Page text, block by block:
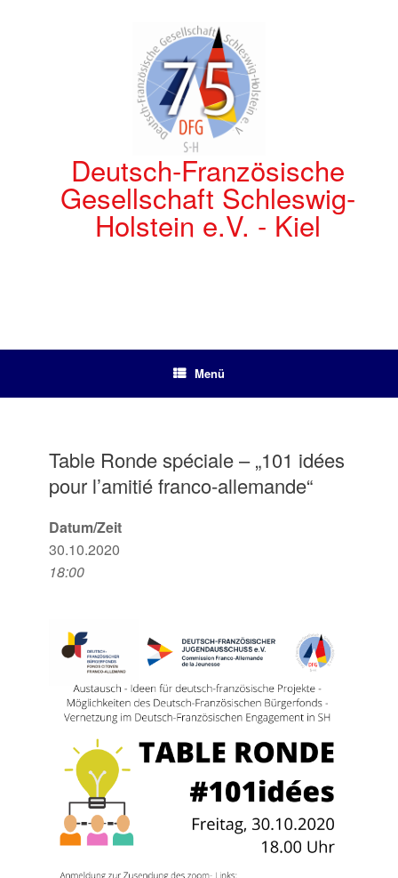
Deutsch-Französische
Gesellschaft Schleswig-
Holstein e.V. - Kiel
Menü
Table Ronde spéciale – „101 idées
pour l’amitié franco-allemande“
Datum/Zeit
30.10.2020
18:00